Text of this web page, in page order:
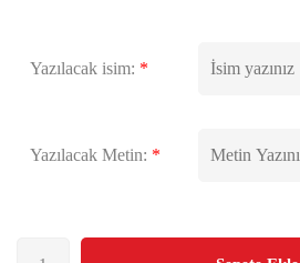
Yazılacak isim: *
Yazılacak Metin: *